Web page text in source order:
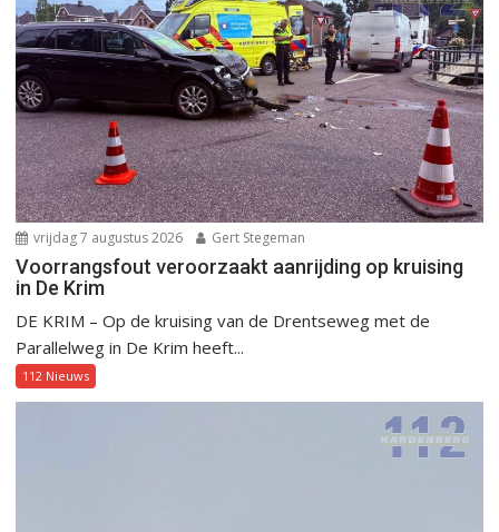
vrijdag 7 augustus 2026 Gert Stegeman
Voorrangsfout veroorzaakt aanrijding op kruising
in De Krim
DE KRIM – Op de kruising van de Drentseweg met de
Parallelweg in De Krim heeft...
112 Nieuws